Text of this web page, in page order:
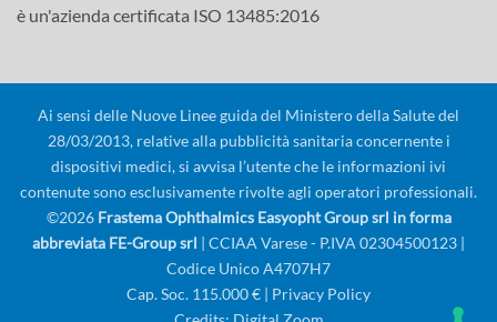
è un'azienda certificata ISO 13485:2016
Ai sensi delle Nuove Linee guida del Ministero della Salute del
28/03/2013, relative alla pubblicità sanitaria concernente i
dispositivi medici, si avvisa l’utente che le informazioni ivi
contenute sono esclusivamente rivolte agli operatori professionali.
©2026 Frastema Ophthalmics Easyopht Group srl in forma
abbreviata FE-Group srl | CCIAA Varese - P.IVA 02304500123 |
Codice Unico A4707H7
Cap. Soc. 115.000 € | Privacy Policy